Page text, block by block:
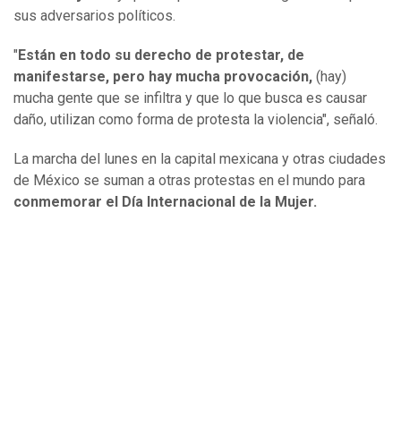
sus adversarios políticos.
" Están en todo su derecho de protestar, de
manifestarse, pero hay mucha provocación, (hay)
mucha gente que se infiltra y que lo que busca es causar
daño, utilizan como forma de protesta la violencia", señaló.
La marcha del lunes en la capital mexicana y otras ciudades
de México se suman a otras protestas en el mundo para
conmemorar el Día Internacional de la Mujer.